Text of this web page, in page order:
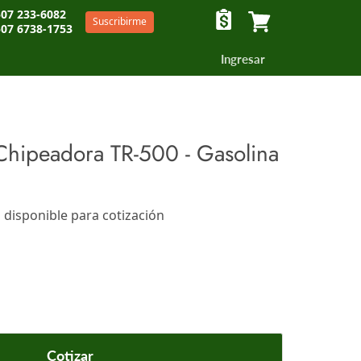
233-6082
6738-1753
Suscribirme
Ingresar
TR-500 - Gasolina
para cotización
Cotizar